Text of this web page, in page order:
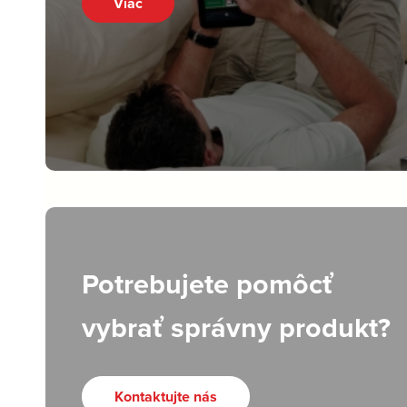
Potrebujete pomôcť
vybrať správny produkt?
Kontaktujte nás